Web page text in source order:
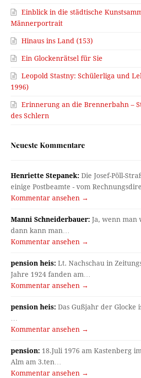
Einblick in die städtische
Männerportrait
Hinaus ins Land (153)
Ein Glockenrätsel für Sie
Leopold Stastny: Schülerliga und
1996)
Erinnerung an die Brennerbahn –
des Schlern
Neueste Kommentare
Henriette Stepanek: Die Josef-Pöll-
einige Postbeamte - vom
Kommentar ansehen →
Manni Schneiderbauer: Ja, wenn man
dann kann man…
Kommentar ansehen →
pension heis: Lt. Nachschau in
Jahre 1924 fanden am…
Kommentar ansehen →
pension heis: Das Gußjahr der Glocke
…
Kommentar ansehen →
pension: 18.Juli 1976 am Kastenberg
Alm am 3.ten…
Kommentar ansehen →